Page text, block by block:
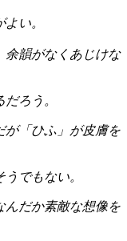
い。
余韻がなくあじけな
ろう。
が「ひふ」が皮膚を
でもない。
んだか素敵な想像を